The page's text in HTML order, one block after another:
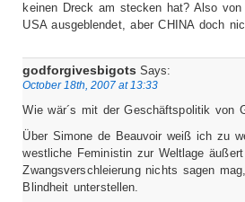
keinen Dreck am stecken hat? Also
USA ausgeblendet, aber CHINA doch
godforgivesbigots Says:
October 18th, 2007 at 13:33
Wie wär´s mit der Geschäftspolitik von
Über Simone de Beauvoir weiß ich zu
westliche Feministin zur Weltlage
Zwangsverschleierung nichts sagen
Blindheit unterstellen.